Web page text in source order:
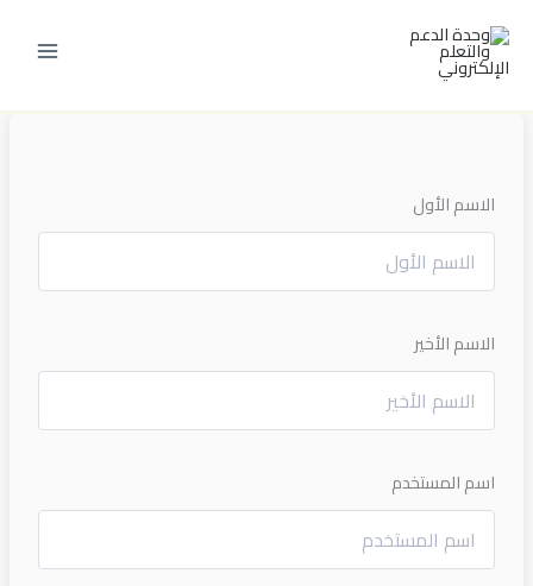
المحتوى
الاسم الأول
الاسم الأخير
اسم المستخدم